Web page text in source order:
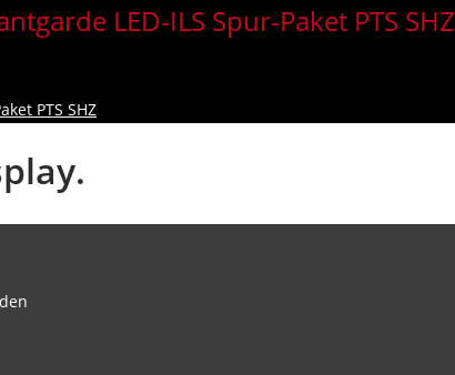
LED-ILS Spur-Paket PTS SHZ
PTS SHZ